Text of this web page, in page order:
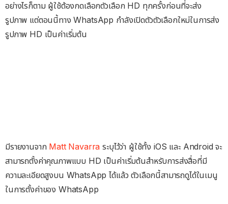
อย่างไรก็ตาม ผู้ใช้ต้องกดเลือกตัวเลือก HD ทุกครั้งก่อนที่จะส่ง
รูปภาพ แต่ตอนนี้ทาง WhatsApp กำลังเปิดตัวตัวเลือกใหม่ในการส่ง
รูปภาพ HD เป็นค่าเริ่มต้น
มีรายงานจาก Matt Navarra ระบุไว้ว่า ผู้ใช้ทั้ง iOS และ Android จะ
สามารถตั้งค่าคุณภาพแบบ HD เป็นค่าเริ่มต้นสำหรับการส่งสื่อที่มี
ความละเอียดสูงบน WhatsApp ได้แล้ว ตัวเลือกนี้สามารถดูได้ในเมนู
ในการตั้งค่าของ WhatsApp